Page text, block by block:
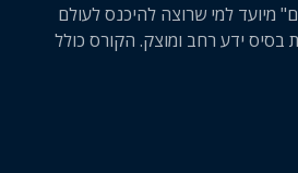
מיועד למי שרוצה להיכנס לעולם
בסיס ידע רחב ומוצק. הקורס כולל